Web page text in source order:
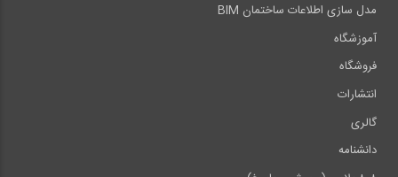
مدل سازی اطلاعات ساختمان BIM
آموزشگاه
فروشگاه
انتشارات
گالری
دانشنامه